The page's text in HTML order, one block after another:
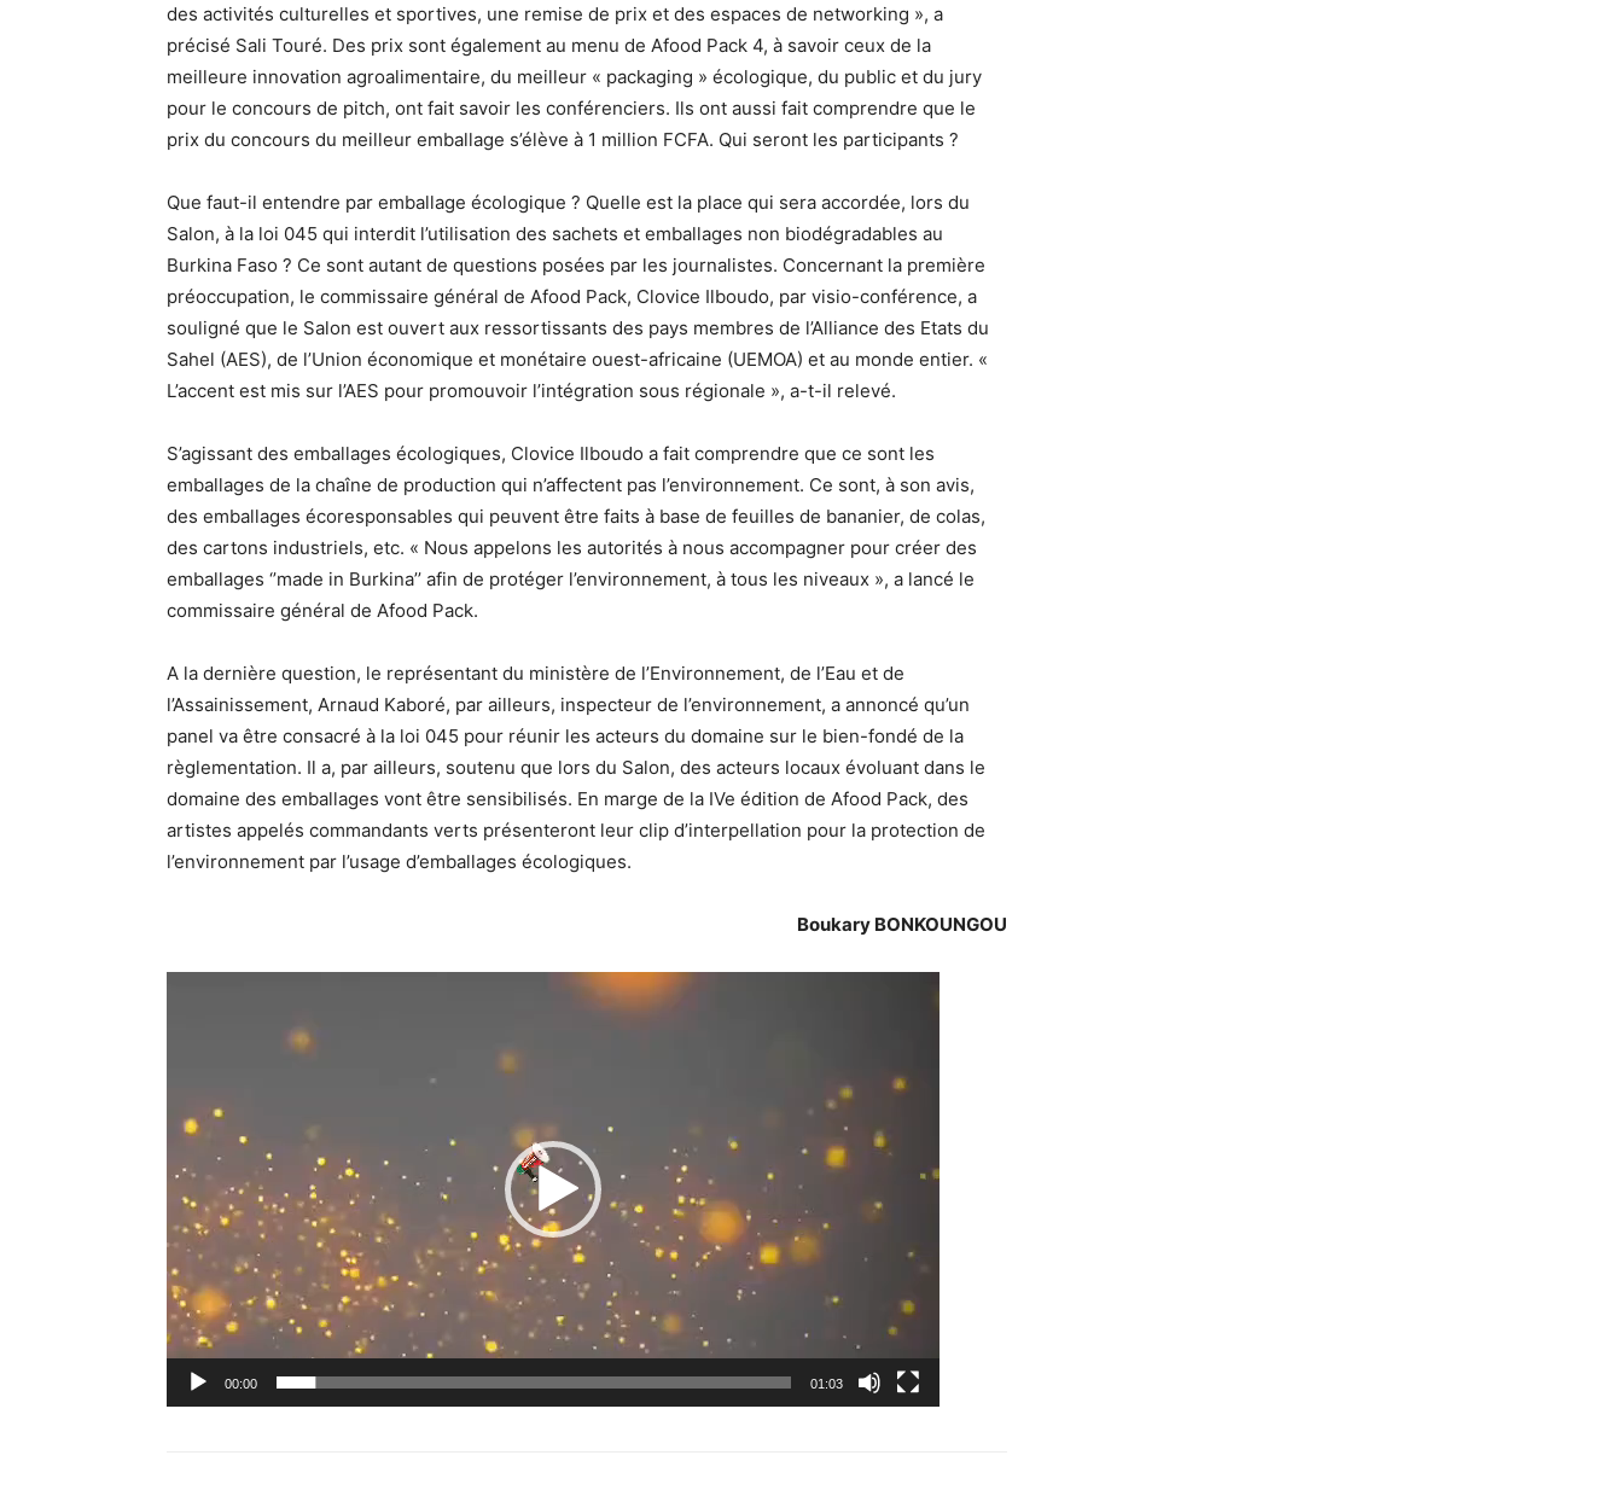
des activités culturelles et sportives, une remise de prix et des espaces de networking », a
précisé Sali Touré. Des prix sont également au menu de Afood Pack 4, à savoir ceux de la
meilleure innovation agroalimentaire, du meilleur « packaging » écologique, du public et du jury
pour le concours de pitch, ont fait savoir les conférenciers. Ils ont aussi fait comprendre que le
prix du concours du meilleur emballage s’élève à 1 million FCFA. Qui seront les participants ?
Que faut-il entendre par emballage écologique ? Quelle est la place qui sera accordée, lors du
Salon, à la loi 045 qui interdit l’utilisation des sachets et emballages non biodégradables au
Burkina Faso ? Ce sont autant de questions posées par les journalistes. Concernant la première
préoccupation, le commissaire général de Afood Pack, Clovice Ilboudo, par visio-conférence, a
souligné que le Salon est ouvert aux ressortissants des pays membres de l’Alliance des Etats du
Sahel (AES), de l’Union économique et monétaire ouest-africaine (UEMOA) et au monde entier. «
L’accent est mis sur l’AES pour promouvoir l’intégration sous régionale », a-t-il relevé.
S’agissant des emballages écologiques, Clovice Ilboudo a fait comprendre que ce sont les
emballages de la chaîne de production qui n’affectent pas l’environnement. Ce sont, à son avis,
des emballages écoresponsables qui peuvent être faits à base de feuilles de bananier, de colas,
des cartons industriels, etc. « Nous appelons les autorités à nous accompagner pour créer des
emballages ‘’made in Burkina’’ afin de protéger l’environnement, à tous les niveaux », a lancé le
commissaire général de Afood Pack.
A la dernière question, le représentant du ministère de l’Environnement, de l’Eau et de
l’Assainissement, Arnaud Kaboré, par ailleurs, inspecteur de l’environnement, a annoncé qu’un
panel va être consacré à la loi 045 pour réunir les acteurs du domaine sur le bien-fondé de la
règlementation. Il a, par ailleurs, soutenu que lors du Salon, des acteurs locaux évoluant dans le
domaine des emballages vont être sensibilisés. En marge de la IVe édition de Afood Pack, des
artistes appelés commandants verts présenteront leur clip d’interpellation pour la protection de
l’environnement par l’usage d’emballages écologiques.
Boukary BONKOUNGOU
Lecteur
00:00 01:03